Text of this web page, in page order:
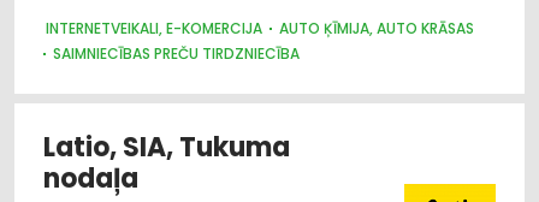
INTERNETVEIKALI, E-KOMERCIJA
AUTO ĶĪMIJA, AUTO KRĀSAS
SAIMNIECĪBAS PREČU TIRDZNIECĪBA
Latio, SIA, Tukuma
nodaļa